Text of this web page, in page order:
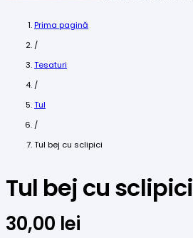
Prima pagină
/
Tesaturi
/
Tul
/
Tul bej cu sclipici
Tul bej cu sclipici
30,00 lei